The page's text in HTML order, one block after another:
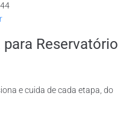
Reservatório
e cuida de cada etapa, do